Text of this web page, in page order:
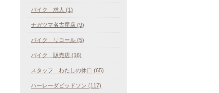
バイク 求人 (1)
ナガツマ名古屋店 (9)
バイク リコール (5)
バイク 販売店 (16)
スタッフ わたしの休日 (65)
ハーレーダビッドソン (117)